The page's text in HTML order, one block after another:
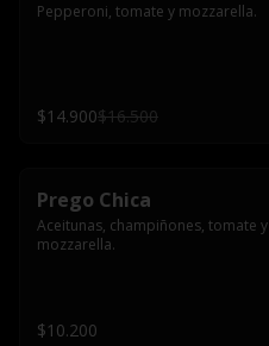
Pepperoni, tomate y mozzarella.
$14.900$16.500
Prego Chica
Aceitunas, champiñones, tomate y
mozzarella.
$10.200